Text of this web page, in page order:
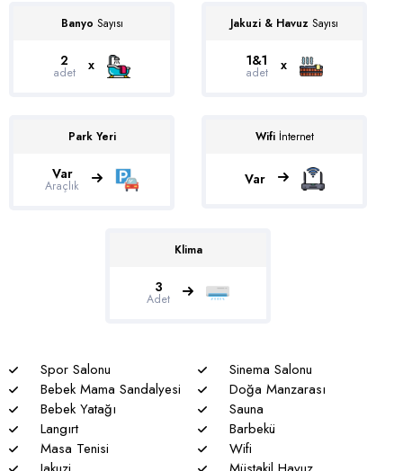
Ulugöl
Üzümlü
Yeşilköy
Söğüt
Muhafazakar Villalar
Plaja Yakın Villalar
Sonsuzluk Havuzlu Villalar
Ultra Lüks Villalar
Banyo Sayısı
2
adet x
Jakuzi & Havuz Sayısı
1&1
adet x
Park Yeri
Var
Araçlık
Wifiİnternet
Var
Klima
3
Adet
Spor Salonu
Sinema Salonu
Bebek Mama Sandalyesi
Doğa Manzarası
Bebek Yatağı
Sauna
Langırt
Barbekü
Masa Tenisi
Wifi